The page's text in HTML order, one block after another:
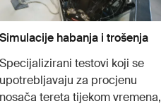
Simulacije habanja i trošenja
Specijalizirani testovi koji se
upotrebljavaju za procjenu
nosača tereta tijekom vremena,